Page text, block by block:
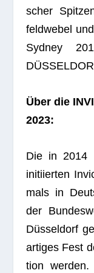
scher
feld­we­bel
Syd­ney
Über die
2023:
Die in 2014
initi­ier­ten
mals in
der
Düs­sel­dorf
ar­ti­ges Fest
tion